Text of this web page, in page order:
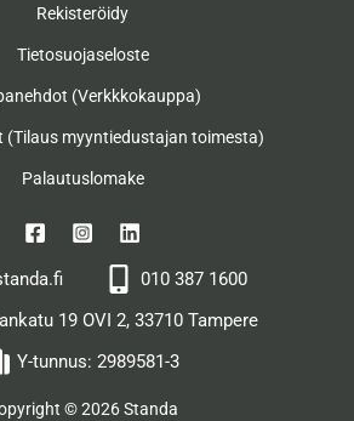
Rekisteröidy
Tietosuojaseloste
(Verkkkokauppa)
(Tilaus myyntiedustajan toimesta)
Palautuslomake
010 387 1600
19 OVI 2, 33710 Tampere
Y-tunnus: 2989581-3
© 2026 Standa